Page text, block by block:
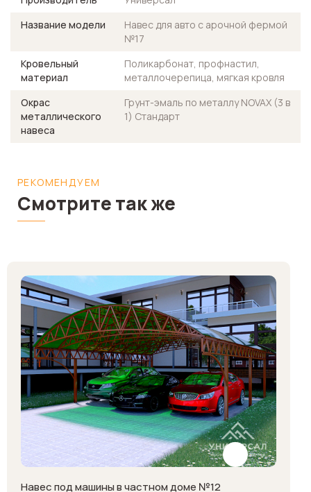
Название модели
Навес для авто с арочной фермой
№17
Кровельный
материал
Поликарбонат, профнастил,
металлочерепица, мягкая кровля
Окрас
металлического
навеса
Грунт-эмаль по металлу NOVAX (3 в
1) Стандарт
РЕКОМЕНДУЕМ
Смотрите так же
Навес под машины в частном доме №12